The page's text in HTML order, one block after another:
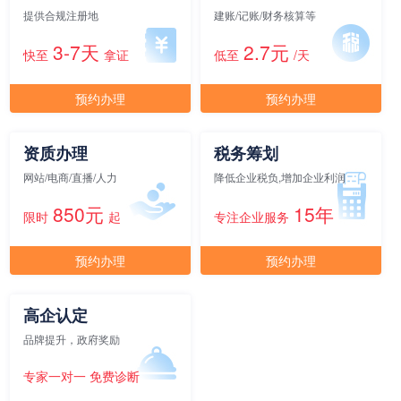
15人间 15000元/月/间
剩余 4间
20人间 20000元/月/间
面积
剩余 3间
提供合规注册地
快至 3-7天 拿证
预约办理
建账/记账/财务核算等
低至 2.7元 /天
预约办理
资质办理
网站/电商/直播/人力
限时 850元 起
预约办理
税务筹划
降低企业税负,增加企业利润
专注企业服务 15年
预约办理
高企认定
品牌提升，政府奖励
专家一对一 免费诊断